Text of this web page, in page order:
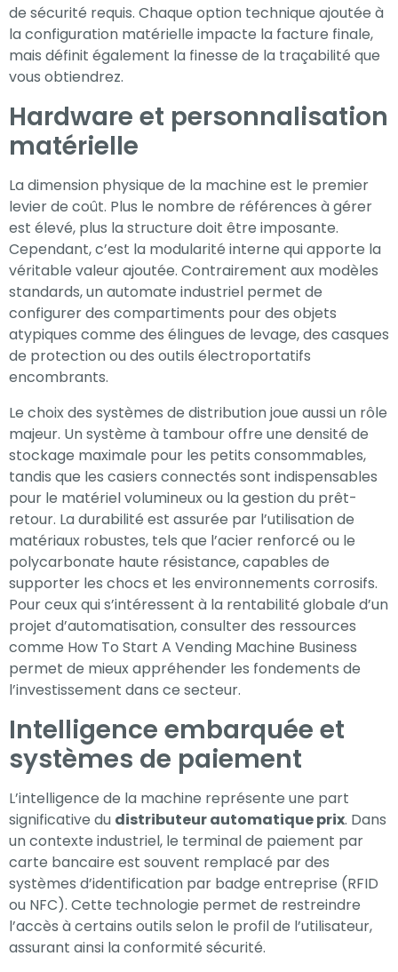
de sécurité requis. Chaque option technique ajoutée à
la configuration matérielle impacte la facture finale,
mais définit également la finesse de la traçabilité que
vous obtiendrez.
Hardware et personnalisation
matérielle
La dimension physique de la machine est le premier
levier de coût. Plus le nombre de références à gérer
est élevé, plus la structure doit être imposante.
Cependant, c’est la modularité interne qui apporte la
véritable valeur ajoutée. Contrairement aux modèles
standards, un automate industriel permet de
configurer des compartiments pour des objets
atypiques comme des élingues de levage, des casques
de protection ou des outils électroportatifs
encombrants.
Le choix des systèmes de distribution joue aussi un rôle
majeur. Un système à tambour offre une densité de
stockage maximale pour les petits consommables,
tandis que les casiers connectés sont indispensables
pour le matériel volumineux ou la gestion du prêt-
retour. La durabilité est assurée par l’utilisation de
matériaux robustes, tels que l’acier renforcé ou le
polycarbonate haute résistance, capables de
supporter les chocs et les environnements corrosifs.
Pour ceux qui s’intéressent à la rentabilité globale d’un
projet d’automatisation, consulter des ressources
comme How To Start A Vending Machine Business
permet de mieux appréhender les fondements de
l’investissement dans ce secteur.
Intelligence embarquée et
systèmes de paiement
L’intelligence de la machine représente une part
significative du distributeur automatique prix. Dans
un contexte industriel, le terminal de paiement par
carte bancaire est souvent remplacé par des
systèmes d’identification par badge entreprise (RFID
ou NFC). Cette technologie permet de restreindre
l’accès à certains outils selon le profil de l’utilisateur,
assurant ainsi la conformité sécurité.